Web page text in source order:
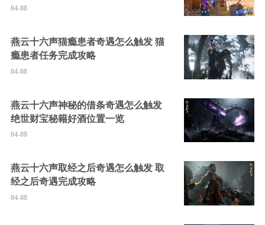
的隐藏角色
04-08
燕云十六声猫瘾患者奇遇怎么触发 猫
瘾患者任务完成攻略
04-08
燕云十六声神秘的借条奇遇怎么触发
绝世财宝秘籍好酒位置一览
04-08
燕云十六声取经之后奇遇怎么触发 取
经之后奇遇完成攻略
04-08